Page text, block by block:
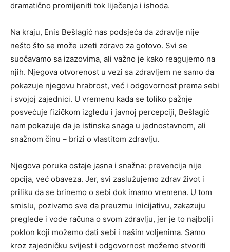
dramatično promijeniti tok liječenja i ishoda.
Na kraju, Enis Bešlagić nas podsjeća da zdravlje nije
nešto što se može uzeti zdravo za gotovo. Svi se
suočavamo sa izazovima, ali važno je kako reagujemo na
njih. Njegova otvorenost u vezi sa zdravljem ne samo da
pokazuje njegovu hrabrost, već i odgovornost prema sebi
i svojoj zajednici. U vremenu kada se toliko pažnje
posvećuje fizičkom izgledu i javnoj percepciji, Bešlagić
nam pokazuje da je istinska snaga u jednostavnom, ali
snažnom činu – brizi o vlastitom zdravlju.
Njegova poruka ostaje jasna i snažna: prevencija nije
opcija, već obaveza. Jer, svi zaslužujemo zdrav život i
priliku da se brinemo o sebi dok imamo vremena. U tom
smislu, pozivamo sve da preuzmu inicijativu, zakazuju
preglede i vode računa o svom zdravlju, jer je to najbolji
poklon koji možemo dati sebi i našim voljenima. Samo
kroz zajedničku svijest i odgovornost možemo stvoriti